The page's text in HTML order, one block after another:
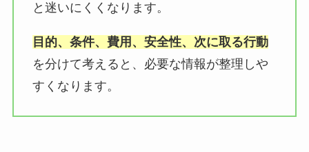
と迷いにくくなります。
目的、条件、費用、安全性、次に取る行動
を分けて考えると、必要な情報が整理しや
すくなります。